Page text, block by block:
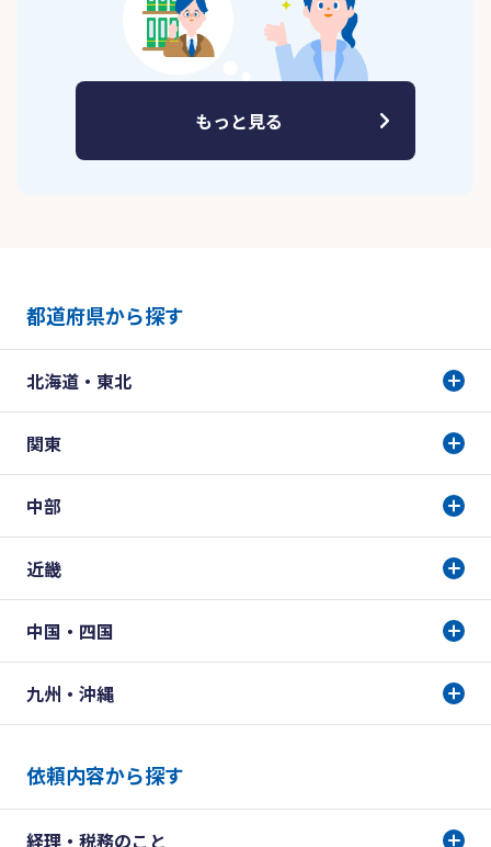
もっと見る
都道府県から探す
北海道・東北
関東
中部
近畿
中国・四国
九州・沖縄
依頼内容から探す
経理・税務のこと